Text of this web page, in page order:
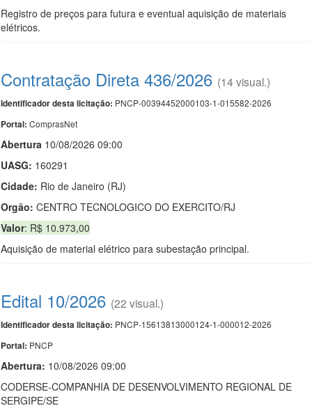
Registro de preços para futura e eventual aquisição de materiais
elétricos.
Contratação Direta 436/2026 (14 visual.)
Identificador desta licitação: PNCP-00394452000103-1-015582-2026
Portal: ComprasNet
Abertura 10/08/2026 09:00
UASG: 160291
Cidade: Rio de Janeiro (RJ)
Orgão: CENTRO TECNOLOGICO DO EXERCITO/RJ
Valor: R$ 10.973,00
Aquisição de material elétrico para subestação principal.
Edital 10/2026 (22 visual.)
Identificador desta licitação: PNCP-15613813000124-1-000012-2026
Portal: PNCP
Abertura: 10/08/2026 09:00
CODERSE-COMPANHIA DE DESENVOLVIMENTO REGIONAL DE
SERGIPE/SE